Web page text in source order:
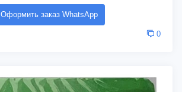
Оформить заказ WhatsApp
0